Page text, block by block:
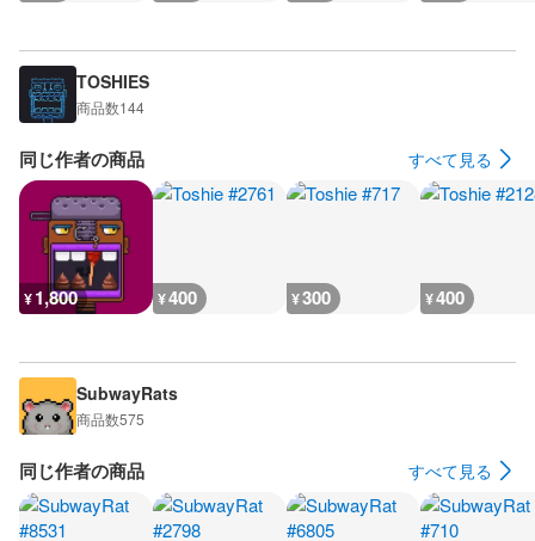
TOSHIES
商品数144
同じ作者の商品 すべて見る
¥1,800 ¥400 ¥300 ¥400
SubwayRats
商品数575
同じ作者の商品 すべて見る